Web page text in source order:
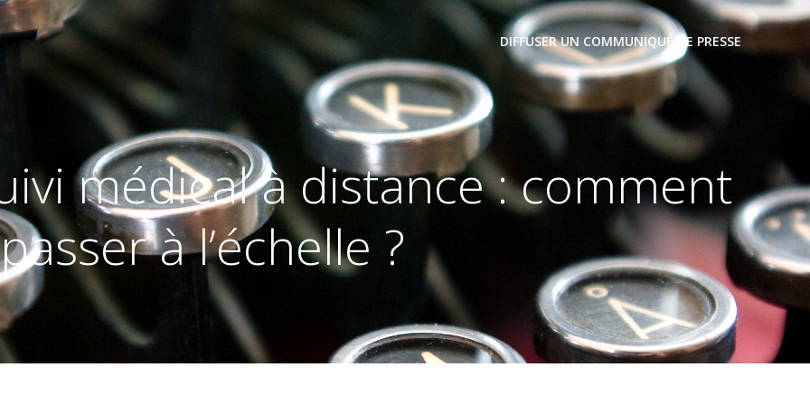
DIFFUSER UN COMMUNIQUÉ DE PRESSE
médical à distance : comment
passer à l’échelle ?